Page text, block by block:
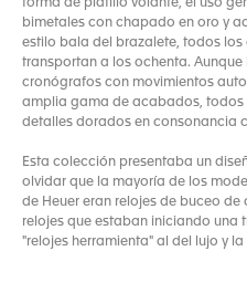
forma de platillo volante, el uso
bimetales con chapado en oro y
estilo bala del brazalete, todos
transportan a los ochenta.
cronógrafos con movimientos
amplia gama de acabados,
detalles dorados en consonancia
Esta colección presentaba un
olvidar que la mayoría de los
de Heuer eran relojes de buceo
relojes que estaban iniciando una
"relojes herramienta" al del lujo y